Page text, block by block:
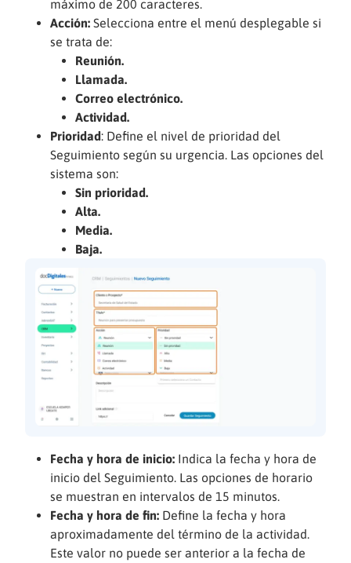
máximo de 200 caracteres.
Acción: Selecciona entre el menú desplegable si
se trata de:
Reunión.
Llamada.
Correo electrónico.
Actividad.
Prioridad: Define el nivel de prioridad del
Seguimiento según su urgencia. Las opciones del
sistema son:
Sin prioridad.
Alta.
Media.
Baja.
Fecha y hora de inicio: Indica la fecha y hora de
inicio del Seguimiento. Las opciones de horario
se muestran en intervalos de 15 minutos.
Fecha y hora de fin: Define la fecha y hora
aproximadamente del término de la actividad.
Este valor no puede ser anterior a la fecha de